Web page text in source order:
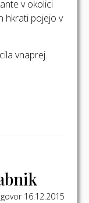
v okolici
hkrati pojejo v
vnaprej.
16.12.2015